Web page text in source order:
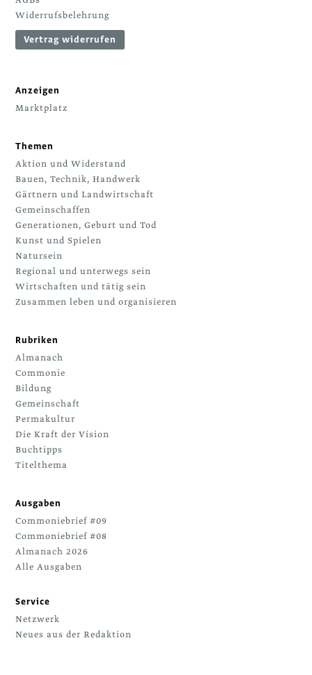
Widerrufsbelehrung
Vertrag widerrufen
Anzeigen
Marktplatz
Themen
Aktion und Widerstand
Bauen, Technik, Handwerk
Gärtnern und Landwirtschaft
Gemeinschaffen
Generationen, Geburt und Tod
Kunst und Spielen
Natursein
Regional und unterwegs sein
Wirtschaften und tätig sein
Zusammen leben und organisieren
Rubriken
Almanach
Commonie
Bildung
Gemeinschaft
Permakultur
Die Kraft der Vision
Buchtipps
Titelthema
Ausgaben
Commoniebrief #09
Commoniebrief #08
Almanach 2026
Alle Ausgaben
Service
Netzwerk
Neues aus der Redaktion